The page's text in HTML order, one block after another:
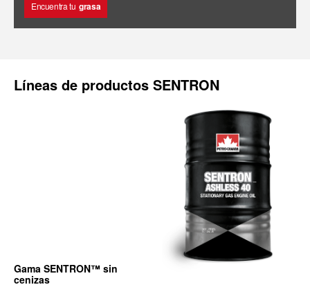
Encuentra tu grasa
Líneas de productos SENTRON
Gama SENTRON™ sin
cenizas